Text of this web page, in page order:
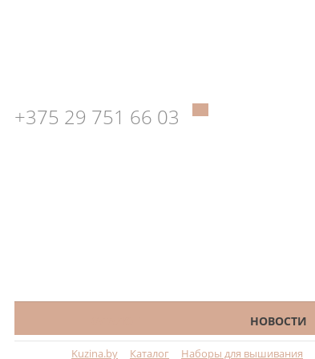
+375 29 751 66 03
НОВОСТИ
Kuzina.by Каталог Наборы для вышивания